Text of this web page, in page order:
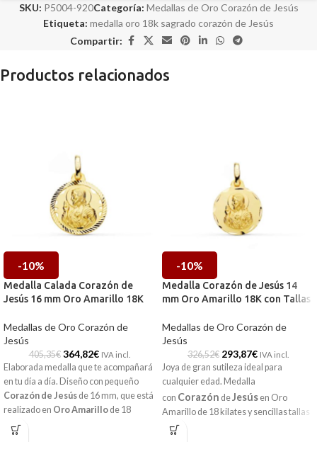
SKU: P5004-920Categoría: Medallas de Oro Corazón de Jesús
Etiqueta: medalla oro 18k sagrado corazón de Jesús
Compartir:
Productos relacionados
-10%
Medalla Calada Corazón de
Jesús 16 mm Oro Amarillo 18K
Medallas de Oro Corazón de
Jesús
405,35€ 364,82€ IVA incl.
Elaborada medalla que te acompañará
en tu día a día. Diseño con pequeño
Corazón de Jesús de 16 mm, que está
realizado en Oro Amarillo de 18
kilates y acompañada por unas
elaboradas tallas laterales y detalles
-10%
Medalla Corazón de Jesús 14
mm Oro Amarillo 18K con Tallas
Medallas de Oro Corazón de
Jesús
326,52€ 293,87€ IVA incl.
Joya de gran sutileza ideal para
cualquier edad. Medalla
con Corazón deJesús en Oro
Amarillo de 18 kilates y sencillas tallas
laterales.